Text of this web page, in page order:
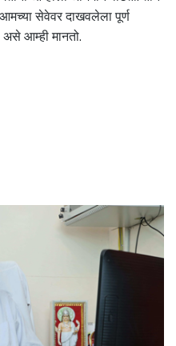
सेवेवर दाखवलेला पूर्ण
आम्ही मानतो.